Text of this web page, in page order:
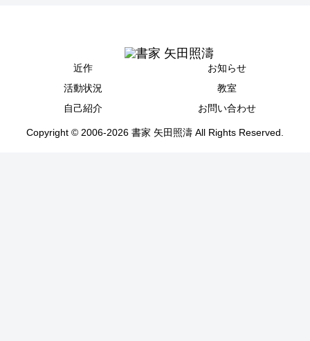
近作
お知らせ
活動状況
教室
自己紹介
お問い合わせ
Copyright © 2006-2026 書家 矢田照濤 All Rights Reserved.